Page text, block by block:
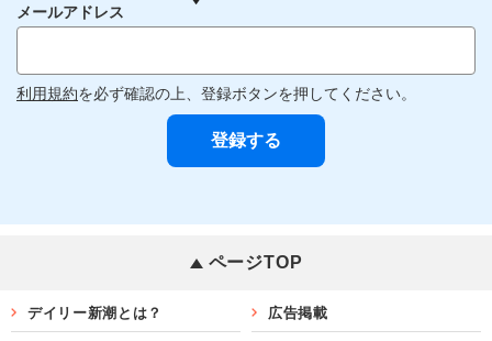
メールアドレス
利用規約を必ず確認の上、登録ボタンを押してください。
ページTOP
デイリー新潮とは？ 広告掲載